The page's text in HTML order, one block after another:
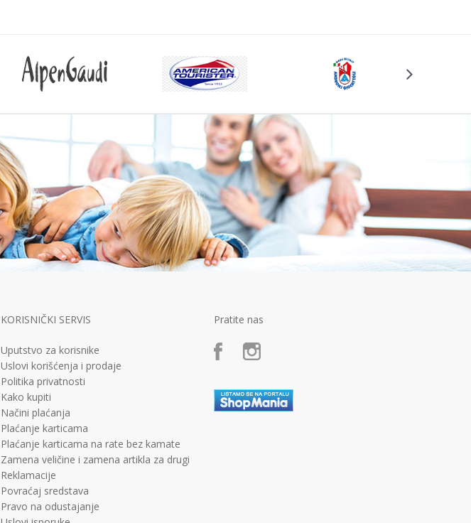
KORISNIČKI SERVIS
Uputstvo za korisnike
Uslovi korišćenja i prodaje
Politika privatnosti
Kako kupiti
Načini plaćanja
Plaćanje karticama
Plaćanje karticama na rate bez kamate
Zamena veličine i zamena artikla za drugi
Reklamacije
Povraćaj sredstava
Pravo na odustajanje
Pratite nas